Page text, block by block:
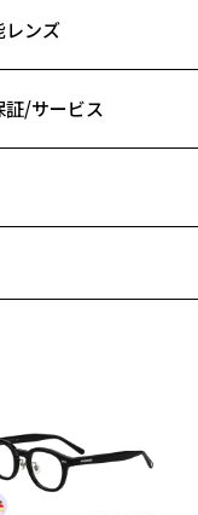
れるフレーム。
とイメージが丸すぎるし
いているように見えます
けていただけるのがポイ
囲気を演出してくれるト
ープさと丸みのバランス
ドの3色展開。
ラー展開で男女問わず、お
(鼻部分)の横幅：20mm
お持ちのZoffメガネサ
レンズ
フレームとレンズの合
/サービス
2 視力測定無料
の変化を早めに発見するた
の度数情報がわからない
ストアでフレームのみ購入